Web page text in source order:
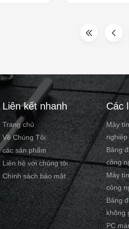
touch 2. Intel
VGA/HDMI/
J1900 2.0GHz
Intel Bay Trail
Liên kết nhanh
Trang chủ
Về Chúng Tôi
các sản phẩm
Liên hệ với chúng tôi
Chính sách bảo mật
Các
Máy
nghiệp
Bảng
công
Máy
công
Bảng
không
PC